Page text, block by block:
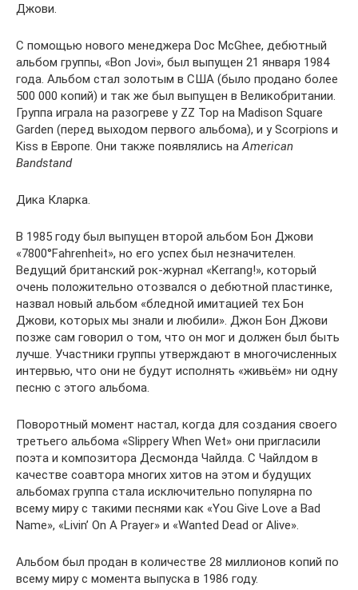
Джови.
С помощью нового менеджера Doc McGhee, дебютный
альбом группы, «Bon Jovi», был выпущен 21 января 1984
года. Альбом стал золотым в США (было продано более
500 000 копий) и так же был выпущен в Великобритании.
Группа играла на разогреве у ZZ Top на Madison Square
Garden (перед выходом первого альбома), и у Scorpions и
Kiss в Европе. Они также появлялись наAmerican
Bandstand
Дика Кларка.
В 1985 году был выпущен второй альбом Бон Джови
«7800°Fahrenheit», но его успех был незначителен.
Ведущий британский рок-журнал «Kerrang!», который
очень положительно отозвался о дебютной пластинке,
назвал новый альбом «бледной имитацией тех Бон
Джови, которых мы знали и любили». Джон Бон Джови
позже сам говорил о том, что он мог и должен был быть
лучше. Участники группы утверждают в многочисленных
интервью, что они не будут исполнять «живьём» ни одну
песню с этого альбома.
Поворотный момент настал, когда для создания своего
третьего альбома «Slippery When Wet» они пригласили
поэта и композитора Десмонда Чайлда. С Чайлдом в
качестве соавтора многих хитов на этом и будущих
альбомах группа стала исключительно популярна по
всему миру с такими песнями как «You Give Love a Bad
Name», «Livin’ On A Prayer» и «Wanted Dead or Alive».
Альбом был продан в количестве 28 миллионов копий по
всему миру с момента выпуска в 1986 году.